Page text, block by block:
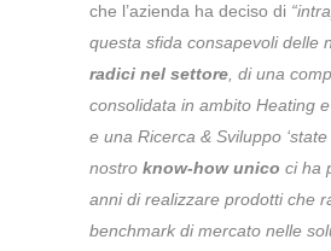
che l’azienda ha deciso di
questa sfida consapevoli delle
radici nel settore, di una
consolidata in ambito Heating
e una Ricerca & Sviluppo ‘state
nostro know-how unico ci ha
anni di realizzare prodotti che
benchmark di mercato nelle